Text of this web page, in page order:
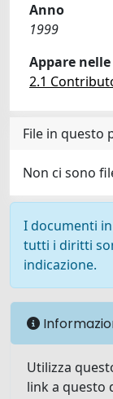
Anno
1999
Appare
2.1
File in questo
Non ci sono
I documenti
tutti i diritti
indicazione.
Utilizza
link a questo